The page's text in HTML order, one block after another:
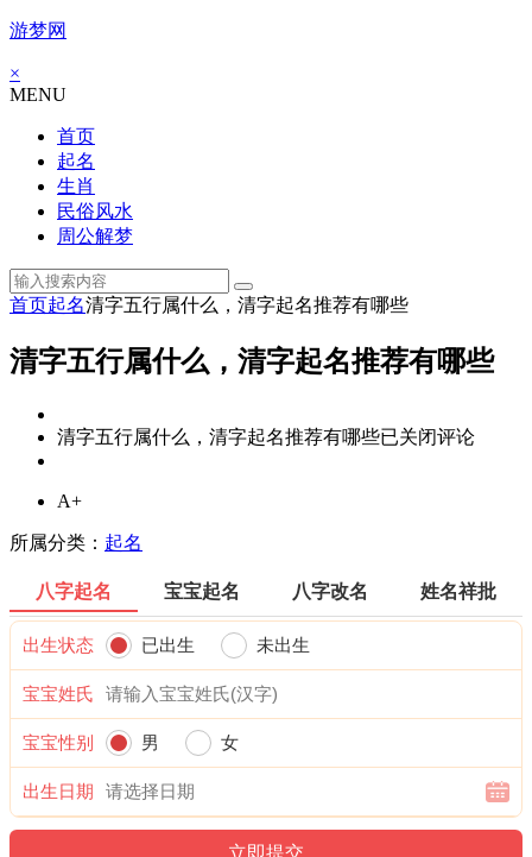
游梦网
×
MENU
首页
起名
生肖
民俗风水
周公解梦
首页起名清字五行属什么，清字起名推荐有哪些
清字五行属什么，清字起名推荐有哪些
清字五行属什么，清字起名推荐有哪些已关闭评论
A+
所属分类： 起名
八字起名 宝宝起名 八字改名 姓名祥批
出生状态 已出生 未出生
宝宝姓氏
宝宝性别 男 女
出生日期